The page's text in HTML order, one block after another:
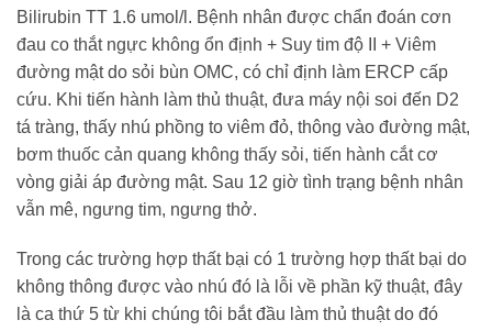
Bilirubin TT 1.6 umol/l. Bệnh nhân được chẩn đoán cơn
đau co thắt ngực không ổn định + Suy tim độ II + Viêm
đường mật do sỏi bùn OMC, có chỉ định làm ERCP cấp
cứu. Khi tiến hành làm thủ thuật, đưa máy nội soi đến D2
tá tràng, thấy nhú phồng to viêm đỏ, thông vào đường mật,
bơm thuốc cản quang không thấy sỏi, tiến hành cắt cơ
vòng giải áp đường mật. Sau 12 giờ tình trạng bệnh nhân
vẫn mê, ngưng tim, ngưng thở.
Trong các trường hợp thất bại có 1 trường hợp thất bại do
không thông được vào nhú đó là lỗi về phần kỹ thuật, đây
là ca thứ 5 từ khi chúng tôi bắt đầu làm thủ thuật do đó